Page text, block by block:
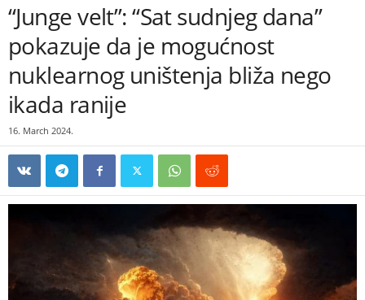
“Junge velt”: “Sat sudnjeg dana”
pokazuje da je mogućnost
nuklearnog uništenja bliža nego
ikada ranije
16. March 2024.